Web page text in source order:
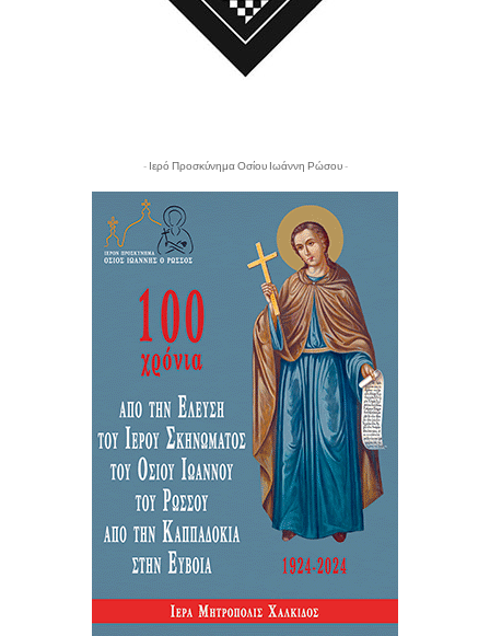
- Ιερό Προσκύνημα Οσίου Ιωάννη Ρώσου -